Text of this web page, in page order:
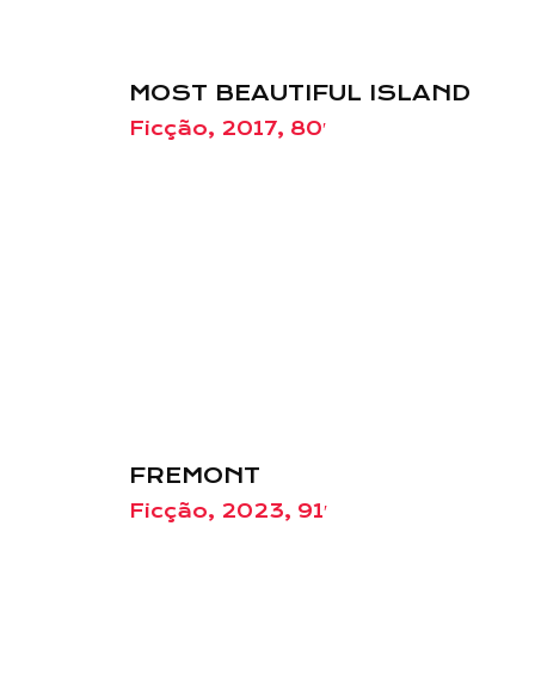
MOST BEAUTIFUL ISLAND
Ficção, 2017, 80′
FREMONT
Ficção, 2023, 91′